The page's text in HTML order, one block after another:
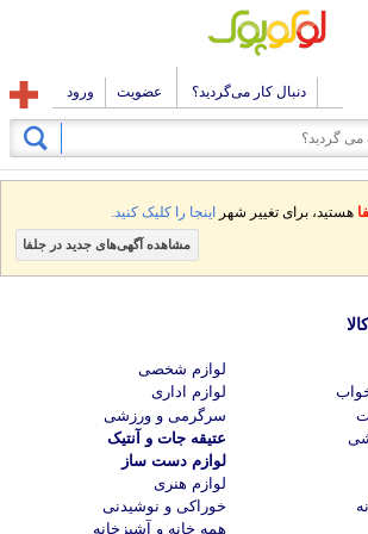
دنبال کار می‌گردید؟ عضویت ورود
هستید، برای تغییر شهر اینجا را کلیک کنید.
مشاهده آگهی‌های جدید در جلفا
لوازم شخصی
لوازم اداری
سرگرمی و ورزشی
عتیقه جات و آنتیک
لوازم دست ساز
لوازم هنری
خوراکی و نوشیدنی
همه خانه و آشپزخانه